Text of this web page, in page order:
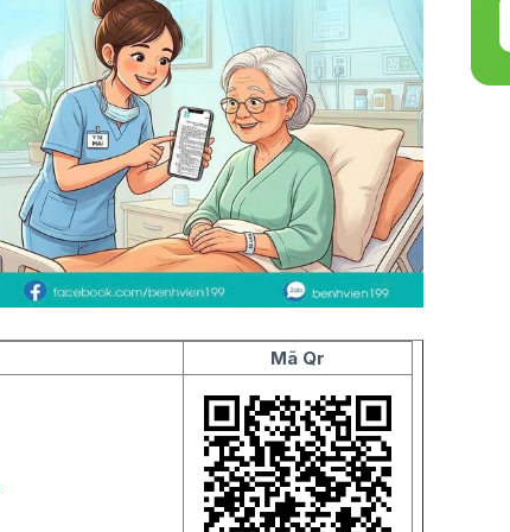
Mã Qr